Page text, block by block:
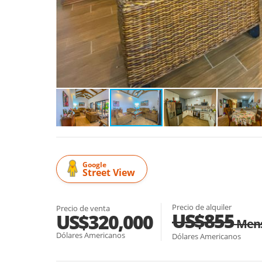
Google
Street View
Precio de venta
US$320,000
Dólares Americanos
Precio de alquiler
US$855
Dólares Americanos